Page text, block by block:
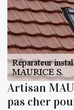
Artisan
pas cher